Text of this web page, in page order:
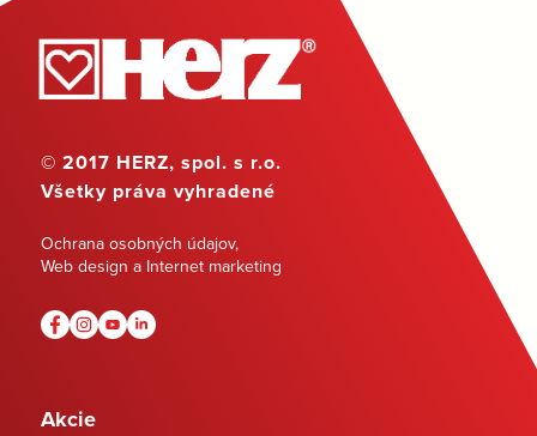
© 2017 HERZ, spol. s r.o.
Všetky práva vyhradené
Ochrana osobných údajov,
Web design a Internet marketing
Akcie